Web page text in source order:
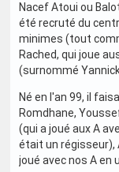
Nacef Atoui ou
été recruté du
minimes (tout
Rached, qui joue
(surnommé
Né en l'an 99, il
Romdhane,
(qui a joué aux A
était un régisseur),
joué avec nos A en